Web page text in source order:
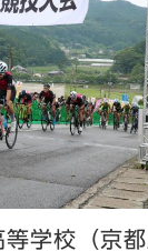
学校（京